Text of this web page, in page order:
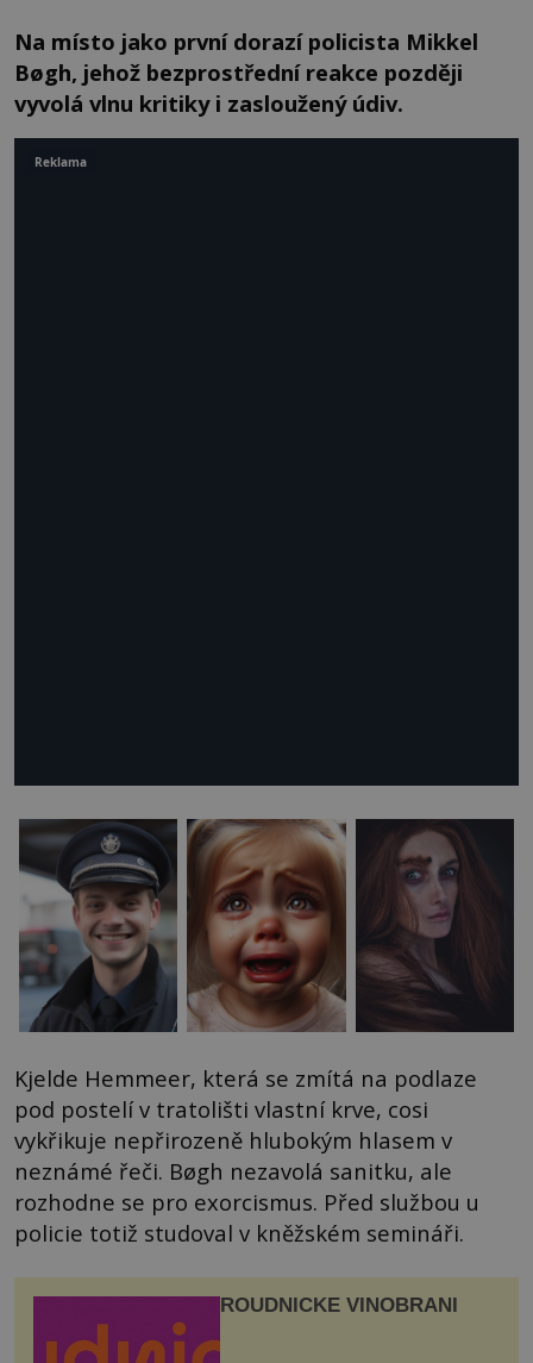
Na místo jako první dorazí policista Mikkel
Bøgh, jehož bezprostřední reakce později
vyvolá vlnu kritiky i zasloužený údiv.
Kjelde Hemmeer, která se zmítá na podlaze
pod postelí v tratolišti vlastní krve, cosi
vykřikuje nepřirozeně hlubokým hlasem v
neznámé řeči. Bøgh nezavolá sanitku, ale
rozhodne se pro exorcismus. Před službou u
policie totiž studoval v kněžském semináři.
ROUDNICKÉ VINOBRANÍ
Reklama